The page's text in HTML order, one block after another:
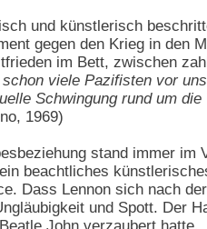
und künstlerisch
gegen den Krieg in den
im Bett, zwischen
schon viele Pazifisten vor
Schwingung rund um
1969)
stand immer im
beachtliches
Dass Lennon sich nach
und Spott. Der